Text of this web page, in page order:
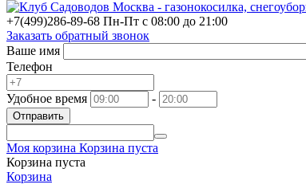
+7(499)286-89-68 Пн-Пт с 08:00 до 21:00
Заказать обратный звонок
Ваше имя
Телефон
Удобное время -
Отправить
Моя корзина Корзина пуста
Корзина пуста
Корзина